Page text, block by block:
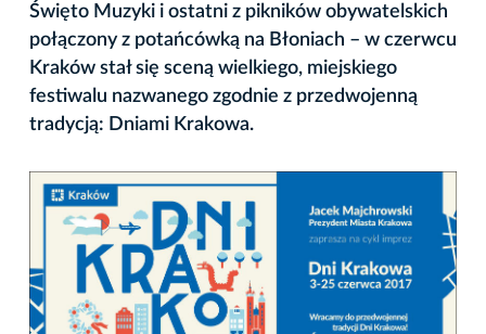
Święto Muzyki i ostatni z pikników obywatelskich
połączony z potańcówką na Błoniach – w czerwcu
Kraków stał się sceną wielkiego, miejskiego
festiwalu nazwanego zgodnie z przedwojenną
tradycją: Dniami Krakowa.